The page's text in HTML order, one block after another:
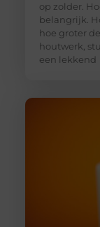
op zolder.
belangrijk.
hoe groter
houtwerk,
een lekkend